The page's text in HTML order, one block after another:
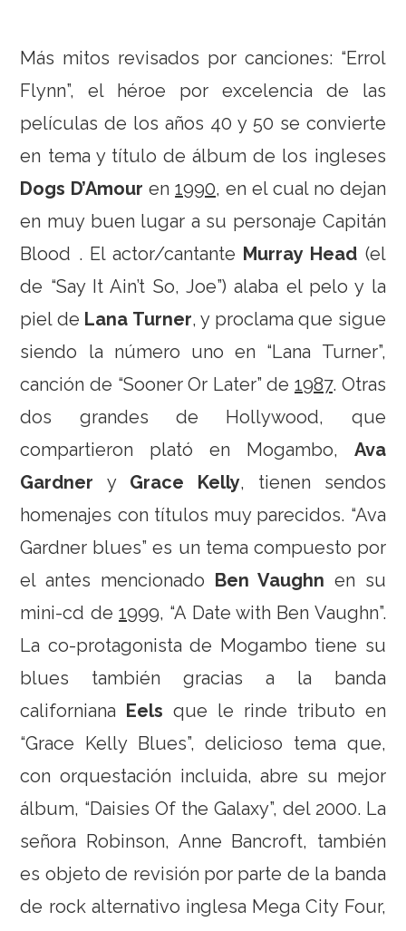
Más mitos revisados por canciones: “Errol
Flynn”, el héroe por excelencia de las
películas de los años 40 y 50 se convierte
en tema y título de álbum de los ingleses
Dogs D’Amour en1990, en el cual no dejan
en muy buen lugar a su personaje Capitán
Blood . El actor/cantante Murray Head (el
de “Say It Ain’t So, Joe”) alaba el pelo y la
piel de Lana Turner, y proclama que sigue
siendo la número uno en “Lana Turner”,
canción de “Sooner Or Later” de 1987. Otras
dos grandes de Hollywood, que
compartieron plató en Mogambo, Ava
Gardnery Grace Kelly, tienen sendos
homenajes con títulos muy parecidos. “Ava
Gardner blues” es un tema compuesto por
el antes mencionado Ben Vaughn en su
mini-cd de1999, “A Date with Ben Vaughn”.
La co-protagonista de Mogambo tiene su
blues también gracias a la banda
californiana Eelsque le rinde tributo en
“Grace Kelly Blues”, delicioso tema que,
con orquestación incluida, abre su mejor
álbum, “Daisies Of the Galaxy”, del 2000. La
señora Robinson, Anne Bancroft, también
es objeto de revisión por parte de la banda
de rock alternativo inglesa Mega City Four,